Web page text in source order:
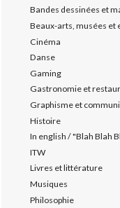
Bandes dessinées et
Beaux-arts, musées et
Cinéma
Danse
Gaming
Gastronomie et
Graphisme et
Histoire
In english / "Blah Blah
ITW
Livres et littérature
Musiques
Philosophie